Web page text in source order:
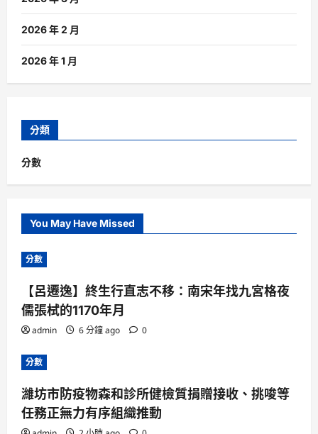
2026 年 2 月
2026 年 1 月
分類
分數
You May Have Missed
分數
【呂遷逸】終生行直志不移：南宋年找九宮格夜
儒張栻的1170年月
admin 6 分鐘 ago 0
分數
濰坊市防疫物森和診所健檢質捐贈接收、挑唆等
任務正無力有序組織推動